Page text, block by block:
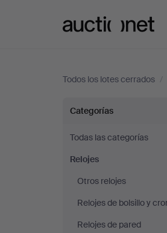
Todos los lotes cerrados /
Relojes
en
Höörs
Categorías
Todas las categorías
Relojes
Otros relojes
Relojes de bolsillo y
Relojes de pared